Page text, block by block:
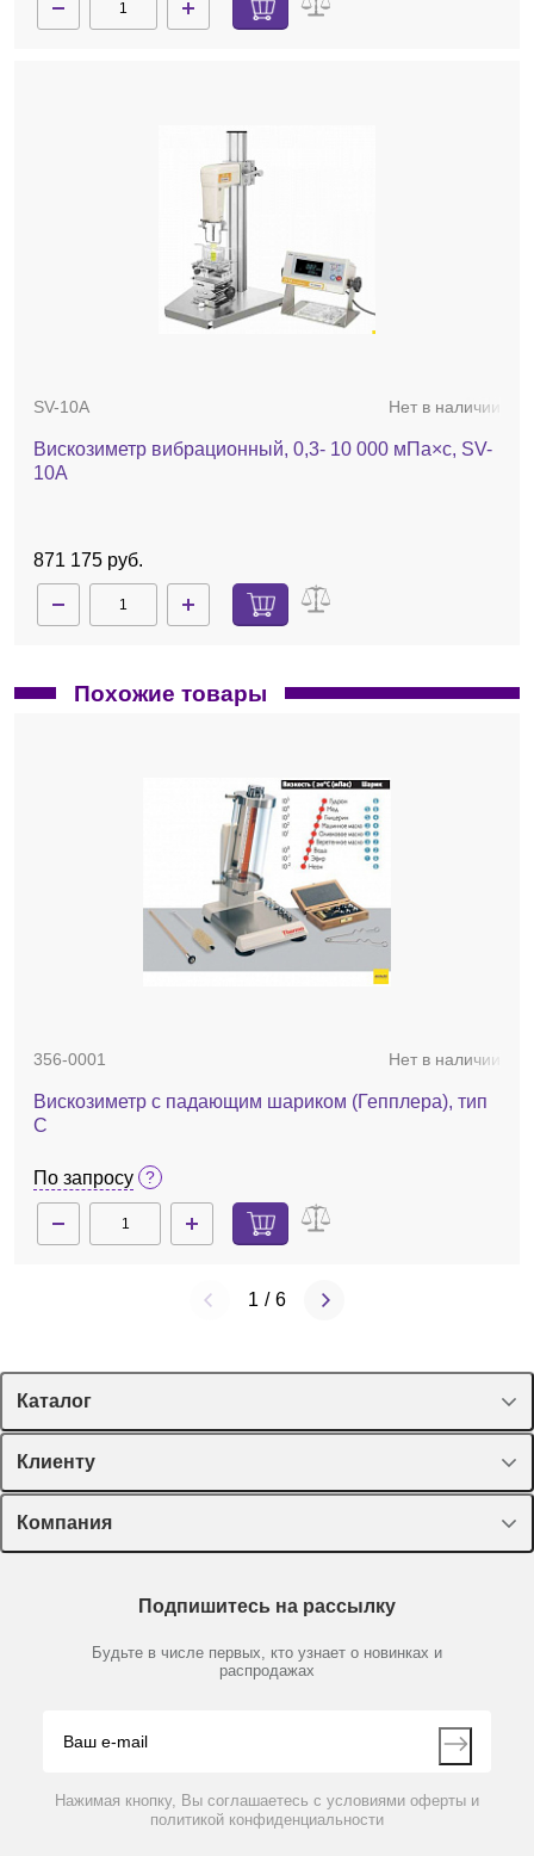
SV-10A Нет в наличии
Вискозиметр вибрационный, 0,3- 10 000 мПа×с, SV-
10A
871 175 руб.
Похожие товары
356-0001 Нет в наличии
Вискозиметр с падающим шариком (Гепплера), тип
С
По запросу
1 / 6
Каталог
Спецпредложения
Оборудование, приборы
Пластик, стекло, принадлежности
Химические реактивы, препараты, наборы
Производители
Клиенту
Лекторий Диаэм
Доставка и оплата
Мобильное приложение
Компания
Партнеры
Контакты
Подпишитесь на рассылку
Будьте в числе первых, кто узнает о новинках и
распродажах
Нажимая кнопку, Вы соглашаетесь с условиями оферты и
политикой конфиденциальности